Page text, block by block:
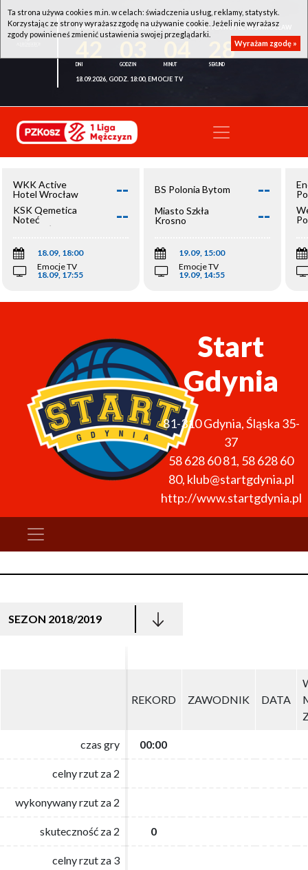
WKK ACTIVE HOTEL WROCŁAW - KSK QEMETICA NOTEĆ INOWROCŁAW
27
18.09.2026, GODZ. 18:00, EMOCJE TV
WKK Active
Hotel Wrocław
--
KSK Qemetica
Noteć
Inowrocław
--
18.09, 18:00
Emocje TV
18.09, 17:55
BS Polonia Bytom --
Miasto Szkła
Krosno
--
19.09, 15:00
Emocje TV
19.09, 14:55
Start
Gdynia
81-310 Gdynia,Śląska 35-
37
58 628 60 81, 58 628 60
80, klub@startgdynia.pl
http://www.startgdynia.pl
SEZON 2018/2019
REKORD ZAWODNIK DATA
czas gry 00:00
celny rzut za 2
wykonywany rzut za 2
skuteczność za 2 0
celny rzut za 3
REKORD ZAWODNIK DATA
czas gry 00:00
celny rzut za 2
wykonywany rzut za 2
skuteczność za 2 0
celny rzut za 3
Ta strona używa cookies m.in. w celach: świadczenia usług, reklamy, statystyk.
Korzystając ze strony wyrażasz zgodę na używanie cookie. Jeżeli nie wyrażasz
zgody powinieneś zmienić ustawienia swojej przeglądarki.
Wyrażam zgodę »